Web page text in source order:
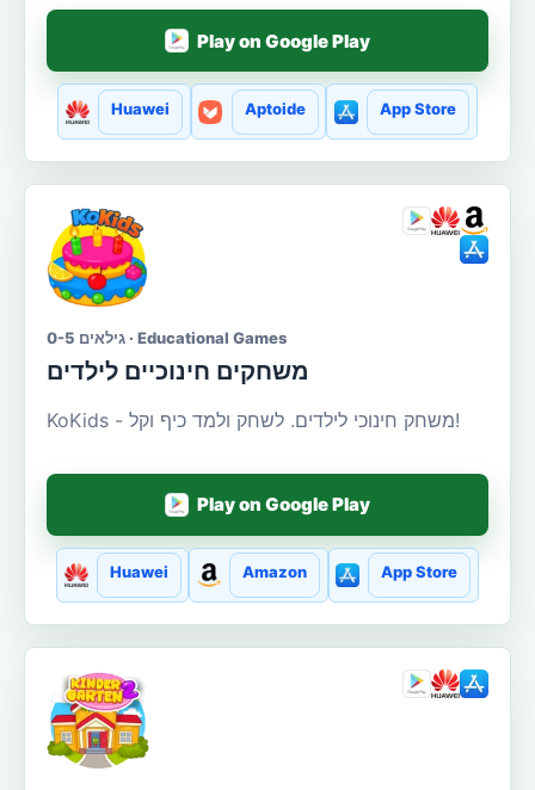
Play on Google Play
Huawei Aptoide App Store
גילאים 0-5 · Educational Games
משחקים חינוכיים לילדים
KoKids - משחק חינוכי לילדים. לשחק ולמד כיף וקל!
Play on Google Play
Huawei Amazon App Store